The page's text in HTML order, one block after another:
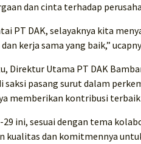
dan cinta terhadap
PT DAK, selayaknya kita
kerja sama yang baik,”
Direktur Utama PT DAK
saksi pasang surut dalam
memberikan kontribusi
29 ini, sesuai dengan tema
kualitas dan komitmennya